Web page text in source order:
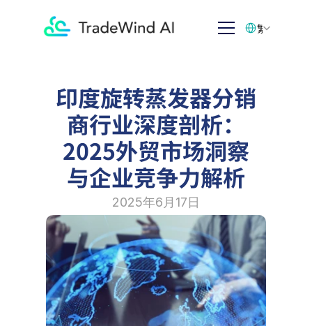
印度旋转蒸发器分销
商行业深度剖析：
2025外贸市场洞察
与企业竞争力解析
2025年6月17日
繁体中文